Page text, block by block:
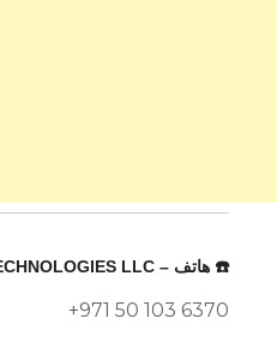
☎️ هاتف – DIGIFEAT TECHNOLOGIES LLC :
+971 50 103 6370